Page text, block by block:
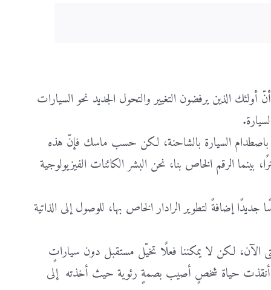
الذين يرفضون التغيير والتحول الجديد نحو السيارات
السيارة بالشاحنة، لكن حسب ماسك فإنّ هذه
قطعت فيه السيارات ذاتية القيادة أكثر من 205 مليون كيلومترًا، بينما الرقم الخاص بنا، نحن البشر الكائنات الفيزيولوجية
الحذر، تقوم تسلا بتزويد النموذج الجديد بالمزيد من الكاميرات و12 حساسًا جديدًا إضافةً لتطوير الرادار الخاص بها، للوصول إلى الذاتية
لكن لا يمكننا فعلًا تخيّل مستقبل دون سياراتٍ
أنقذت حياة شخصٍ أصيب بصمةٍ رئوية حيث أخذته إلى